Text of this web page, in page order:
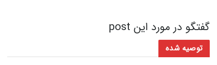
گفتگو در مورد این post
توصیه شده